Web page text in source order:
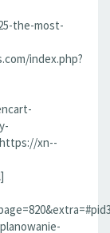
the-most-
index.php?
xn--